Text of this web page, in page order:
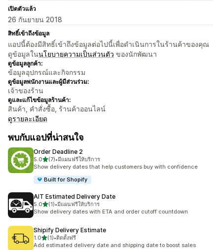
เปิดตัวแล้ว
26 กันยายน 2018
สิทธิ์เข้าถึงข้อมูล
แอปนี้ต้องมีสิทธิ์เข้าถึงข้อมูลต่อไปนี้เพื่อดำเนินการในร้านค้าของคุณ
ดูข้อมูลในนโยบายความเป็นส่วนตัว ของนักพัฒนา
ดูข้อมูลลูกค้า:
ข้อมูลอุปกรณ์และกิจกรรม
ดูข้อมูลพนักงานและผู้มีส่วนร่วม:
เจ้าของร้าน
ดูและแก้ไขข้อมูลร้านค้า:
สินค้า, คำสั่งซื้อ, ร้านค้าออนไลน์
ดูรายละเอียด
พบกับแอปที่น่าสนใจ
Order Deadline 2
5.0เต็ม 5 ดาว
(7)
ทั้งหมด 7 รีวิว
•มีแผนฟรีให้บริการ
Show delivery dates that help customers buy with confidence
Built for Shopify
AIT Estimated Delivery Date
5.0เต็ม 5 ดาว
(1)
ทั้งหมด 1 รีวิว
•มีแผนฟรีให้บริการ
Show delivery dates with ETA and order cutoff countdown
Shipify Delivery Estimate
1.0เต็ม 5 ดาว
(1)
ทั้งหมด 1 รีวิว
•ติดตั้งฟรี
Add estimated delivery date and shipping date to boost sales